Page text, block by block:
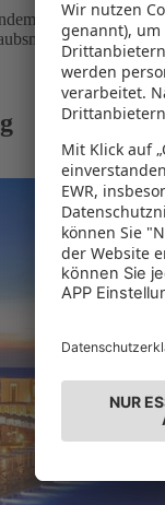
Flug und Hotel
erleben!